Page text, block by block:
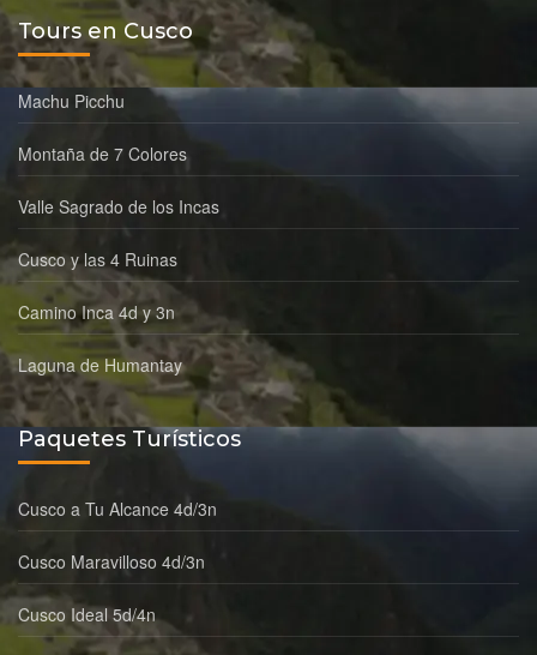
Tours en Cusco
Machu Picchu
Montaña de 7 Colores
Valle Sagrado de los Incas
Cusco y las 4 Ruinas
Camino Inca 4d y 3n
Laguna de Humantay
Paquetes Turísticos
Cusco a Tu Alcance 4d/3n
Cusco Maravilloso 4d/3n
Cusco Ideal 5d/4n